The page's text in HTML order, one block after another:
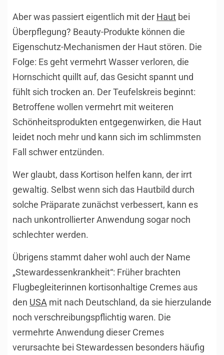
Aber was passiert eigentlich mit der Haut bei
Überpflegung? Beauty-Produkte können die
Eigenschutz-Mechanismen der Haut stören. Die
Folge: Es geht vermehrt Wasser verloren, die
Hornschicht quillt auf, das Gesicht spannt und
fühlt sich trocken an. Der Teufelskreis beginnt:
Betroffene wollen vermehrt mit weiteren
Schönheitsprodukten entgegenwirken, die Haut
leidet noch mehr und kann sich im schlimmsten
Fall schwer entzünden.
Wer glaubt, dass Kortison helfen kann, der irrt
gewaltig. Selbst wenn sich das Hautbild durch
solche Präparate zunächst verbessert, kann es
nach unkontrollierter Anwendung sogar noch
schlechter werden.
Übrigens stammt daher wohl auch der Name
„Stewardessenkrankheit“: Früher brachten
Flugbegleiterinnen kortisonhaltige Cremes aus
den USA mit nach Deutschland, da sie hierzulande
noch verschreibungspflichtig waren. Die
vermehrte Anwendung dieser Cremes
verursachte bei Stewardessen besonders häufig